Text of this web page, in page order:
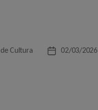
Cultura
Data02/03/2026